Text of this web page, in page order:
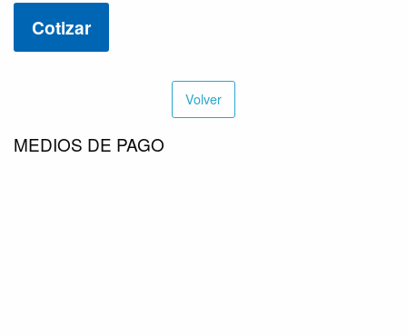
Cotizar
Volver
MEDIOS DE PAGO